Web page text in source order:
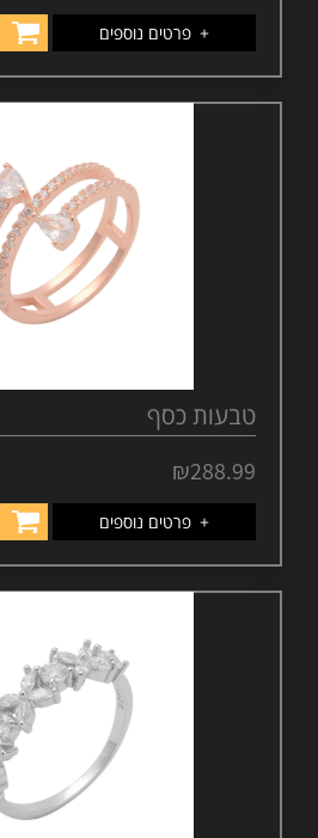
+ פרטים נוספים
טבעות כסף
₪288.99
+ פרטים נוספים